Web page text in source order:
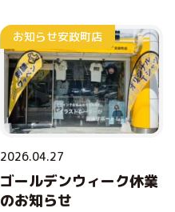
お知らせ安政町店
2026.04.27
ゴールデンウィーク休業
のお知らせ